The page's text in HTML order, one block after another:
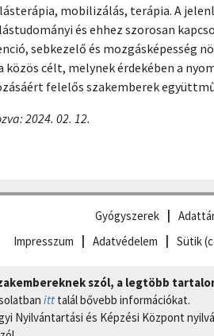
mobilizálás, terápia. A
és ehhez szorosan
sebkezelő és mozgásképesség
célt, melynek érdekében a
felelős szakemberek
2024. 02. 12.
Gyógyszerek
Impresszum
Adatvédelem Sütik
szól, a legtöbb
itt talál bővebb információkat.
Nyilvántartási és Képzési Központ